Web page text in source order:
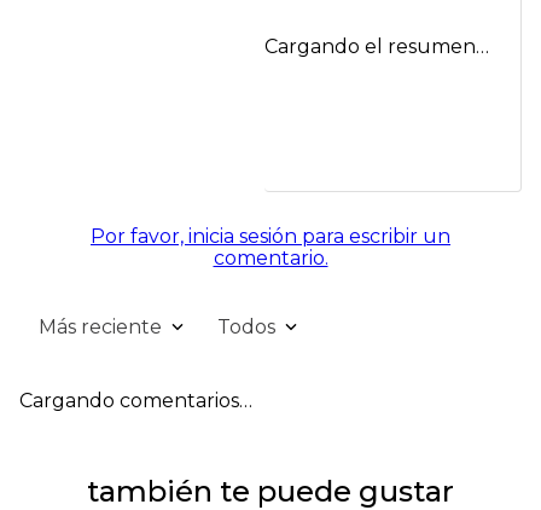
Cargando el resumen…
Por favor, inicia sesión para escribir un
comentario.
Más reciente Todos
Cargando comentarios…
también te puede gustar